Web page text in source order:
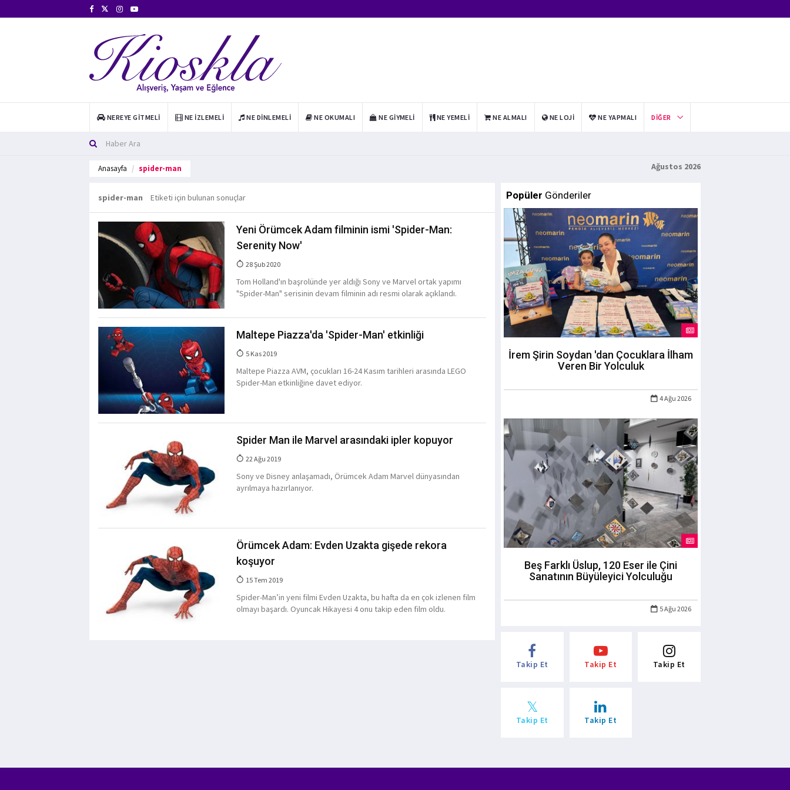
NEREYE GITMELI NE İZLEMELI NE DINLEMELI NE OKUMALI NE GIYMELI NE YEMELI NE ALMALI NE LOJI NE YAPMALI DIĞER
Anasayfa spider-man Ağustos 2026
spider-man Etiketi için bulunan sonuçlar
Yeni Örümcek Adam filminin ismi 'Spider-Man:
Serenity Now'
28 Şub 2020
Tom Holland'ın başrolünde yer aldığı Sony ve Marvel ortak yapımı
"Spider-Man" serisinin devam filminin adı resmi olarak açıklandı.
Maltepe Piazza'da 'Spider-Man' etkinliği
5 Kas 2019
Maltepe Piazza AVM, çocukları 16-24 Kasım tarihleri arasında LEGO
Spider-Man etkinliğine davet ediyor.
Spider Man ile Marvel arasındaki ipler kopuyor
22 Ağu 2019
Sony ve Disney anlaşamadı, Örümcek Adam Marvel dünyasından
ayrılmaya hazırlanıyor.
Örümcek Adam: Evden Uzakta gişede rekora
koşuyor
15 Tem 2019
Spider-Man’in yeni filmi Evden Uzakta, bu hafta da en çok izlenen film
olmayı başardı. Oyuncak Hikayesi 4 onu takip eden film oldu.
Popüler Gönderiler
İrem Şirin Soydan 'dan Çocuklara İlham
Veren Bir Yolculuk
4 Ağu 2026
Beş Farklı Üslup, 120 Eser ile Çini
Sanatının Büyüleyici Yolculuğu
5 Ağu 2026
Takip Et Takip Et Takip Et
Takip Et Takip Et